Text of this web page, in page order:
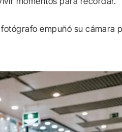
empuñó su cámara